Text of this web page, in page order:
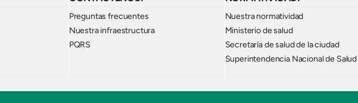
Preguntas frecuentes
Nuestra infraestructura
PQRS
Nuestra normatividad
Ministerio de salud
Secretaría de salud de la ciudad
Superintendencia Nacional de Salud